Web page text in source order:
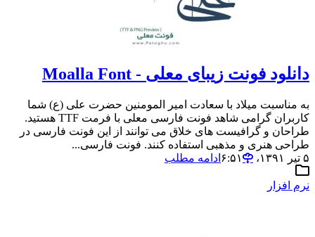
دانلود فونت زیبای معلی - Moalla Font
به مناسبت میلاد با سعادت امیر المومنین حضرت علی (ع) شما
کاربران گرامی شاهد فونت فارسی معلی با فرمت TTF هستید.
طراحان و گرافیست های خلاق می توانند از این فونت فارسی در
طراحی هنری و مذهبی استفاده کنند. فونت فارسی...
۵ تیر ۱۳۹۱،‏ ۶:۵۱
ادامه مطلب
نرم افزار